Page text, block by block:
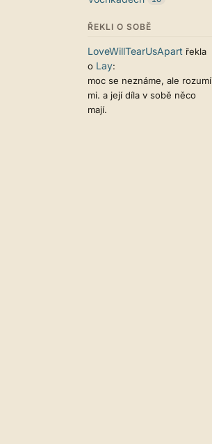
ŘEKLI O SOBĚ
LoveWillTearUsApart řekla
o Lay:
moc se neznáme, ale rozumí
mi. a její díla v sobě něco
mají.